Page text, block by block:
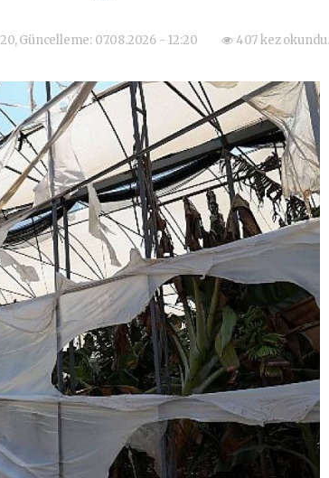
Güncelleme: 07.08.2026 - 12:20 407 kez okundu.